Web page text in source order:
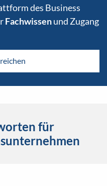
des Business
Fachwissenund Zugang
für